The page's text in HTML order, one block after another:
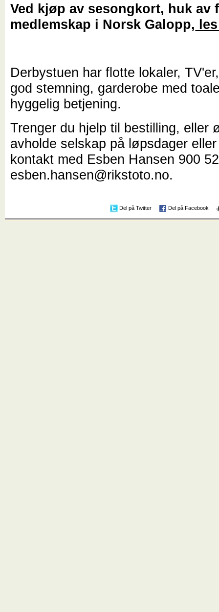
Ved kjøp av sesongkort, huk av
medlemskap i Norsk Galopp,
Derbystuen har flotte lokaler,
god stemning, garderobe med
hyggelig betjening.
Trenger du hjelp til bestilling, eller
avholde selskap på løpsdager
kontakt med Esben Hansen 900
esben.hansen@rikstoto.no.
Del på Twitter Del på Facebook